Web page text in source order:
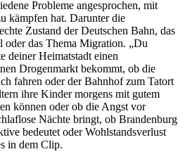
Probleme angesprochen, mit
kämpfen hat. Darunter die
Zustand der Deutschen Bahn, das
oder das Thema Migration. „Du
deiner Heimatstadt einen
Drogenmarkt bekommt, ob die
fahren oder der Bahnhof zum Tatort
ihre Kinder morgens mit gutem
können oder ob die Angst vor
Nächte bringt, ob Brandenburg
bedeutet oder Wohlstandsverlust
in dem Clip.